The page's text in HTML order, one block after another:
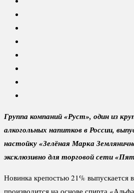
Группа компаний «Руст», один из
алкогольных напитков в России,
настойку «Зелёная Марка
эксклюзивно для торговой сети
Новинка крепостью 21% выпускается
производится на основе спирта